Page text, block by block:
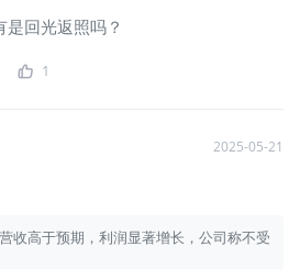
是回光返照吗？
1
2025-05-21
收高于预期，利润显著增长，公司称不受